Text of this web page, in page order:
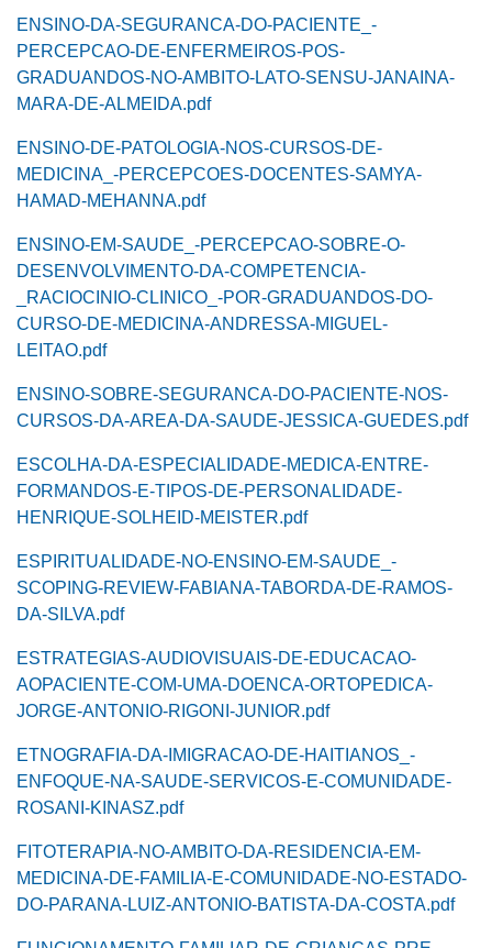
ENSINO-DA-SEGURANCA-DO-PACIENTE_-
PERCEPCAO-DE-ENFERMEIROS-POS-
GRADUANDOS-NO-AMBITO-LATO-SENSU-JANAINA-
MARA-DE-ALMEIDA.pdf
ENSINO-DE-PATOLOGIA-NOS-CURSOS-DE-
MEDICINA_-PERCEPCOES-DOCENTES-SAMYA-
HAMAD-MEHANNA.pdf
ENSINO-EM-SAUDE_-PERCEPCAO-SOBRE-O-
DESENVOLVIMENTO-DA-COMPETENCIA-
_RACIOCINIO-CLINICO_-POR-GRADUANDOS-DO-
CURSO-DE-MEDICINA-ANDRESSA-MIGUEL-
LEITAO.pdf
ENSINO-SOBRE-SEGURANCA-DO-PACIENTE-NOS-
CURSOS-DA-AREA-DA-SAUDE-JESSICA-GUEDES.pdf
ESCOLHA-DA-ESPECIALIDADE-MEDICA-ENTRE-
FORMANDOS-E-TIPOS-DE-PERSONALIDADE-
HENRIQUE-SOLHEID-MEISTER.pdf
ESPIRITUALIDADE-NO-ENSINO-EM-SAUDE_-
SCOPING-REVIEW-FABIANA-TABORDA-DE-RAMOS-
DA-SILVA.pdf
ESTRATEGIAS-AUDIOVISUAIS-DE-EDUCACAO-
AOPACIENTE-COM-UMA-DOENCA-ORTOPEDICA-
JORGE-ANTONIO-RIGONI-JUNIOR.pdf
ETNOGRAFIA-DA-IMIGRACAO-DE-HAITIANOS_-
ENFOQUE-NA-SAUDE-SERVICOS-E-COMUNIDADE-
ROSANI-KINASZ.pdf
FITOTERAPIA-NO-AMBITO-DA-RESIDENCIA-EM-
MEDICINA-DE-FAMILIA-E-COMUNIDADE-NO-ESTADO-
DO-PARANA-LUIZ-ANTONIO-BATISTA-DA-COSTA.pdf